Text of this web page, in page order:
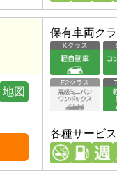
地図
保有車両ク
各種サービス